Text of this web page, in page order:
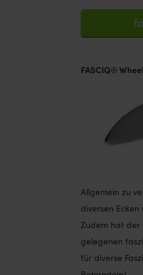
FASCIQ®
Allgemein zu
diversen
Zudem hat der
gelegenen
für diverse